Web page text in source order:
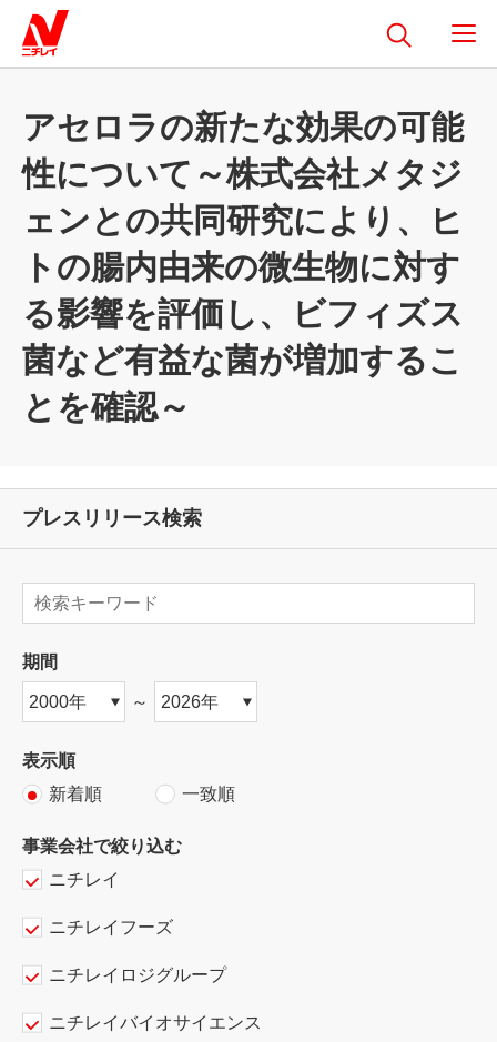
アセロラの新たな効果の可能
性について～株式会社メタジ
ェンとの共同研究により、ヒ
トの腸内由来の微生物に対す
る影響を評価し、ビフィズス
菌など有益な菌が増加するこ
とを確認～
プレスリリース検索
期間
～
表示順
新着順
一致順
事業会社で絞り込む
ニチレイ
ニチレイフーズ
ニチレイロジグループ
ニチレイバイオサイエンス